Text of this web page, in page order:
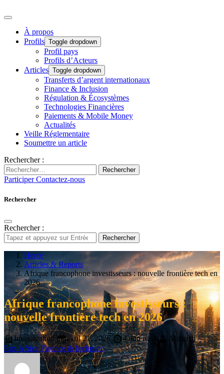
À propos
Profils Toggle dropdown
Profil pays
Profils d’Acteurs
Articles Toggle dropdown
Transferts d’argent internationaux
Finance & Inclusion
Régulation & Écosystèmes
Technologies Financières
Paiements & Mobile Money
Actualités
Veille Réglementaire
Soumettre un article
Rechercher :
Rechercher
ParticiperContactez-nous
Rechercher
Rechercher :
Rechercher
Home
Articles & Reports
Afrique francophone investisseurs : nouvelle frontière tech en
2026
Afrique francophone investisseurs :
nouvelle frontière tech en 2026
Investigation avril 21, 2026 4 min read
Afriqash
Pan-Africa Finance & Inclusion